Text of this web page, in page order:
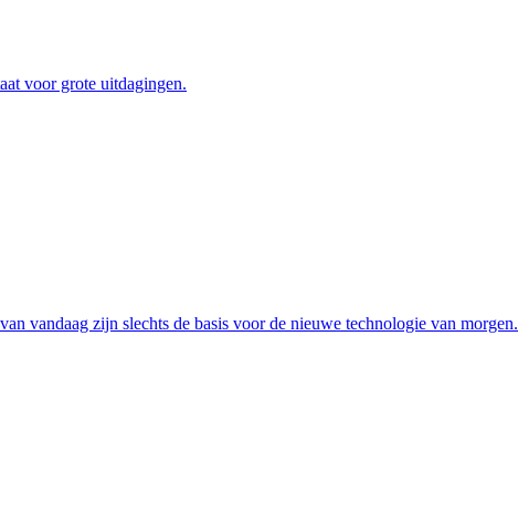
voor grote uitdagingen.
vandaag zijn slechts de basis voor de nieuwe technologie van morgen.